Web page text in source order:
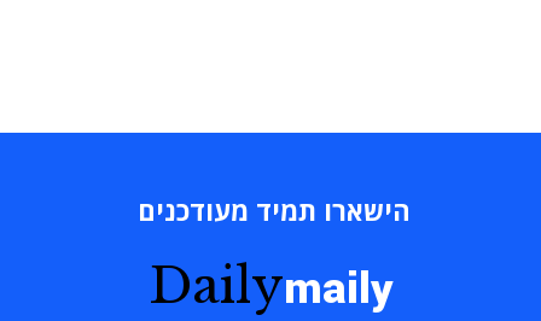
הישארו תמיד מעודכנים
Dailymaily